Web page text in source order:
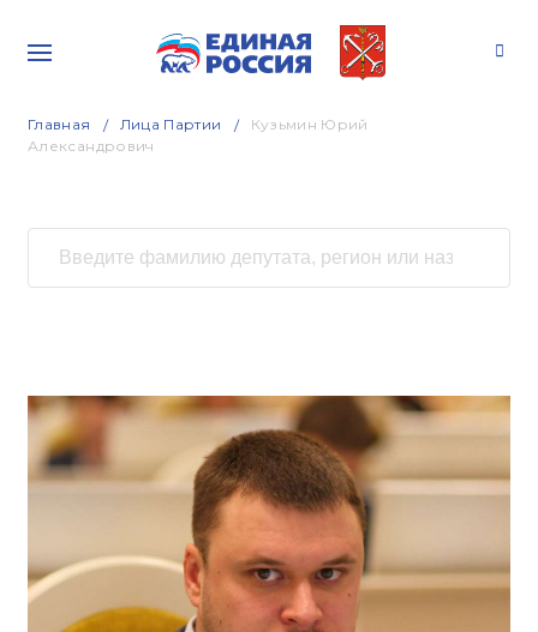
Главная Лица Партии
Кузьмин Юрий
Александрович